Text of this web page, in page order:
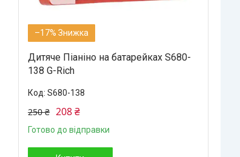
–17%
Дитяче Піаніно на батарейках S680-
138 G-Rich
S680-138
250 ₴ 208 ₴
Готово до відправки